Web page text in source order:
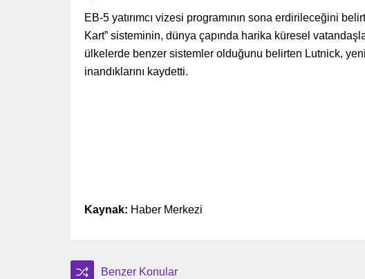
EB-5 yatırımcı vizesi programının sona erdirileceğini
Kart” sisteminin, dünya çapında harika küresel
ülkelerde benzer sistemler olduğunu belirten Lutnick,
inandıklarını kaydetti.
Kaynak: Haber Merkezi
Benzer Konular